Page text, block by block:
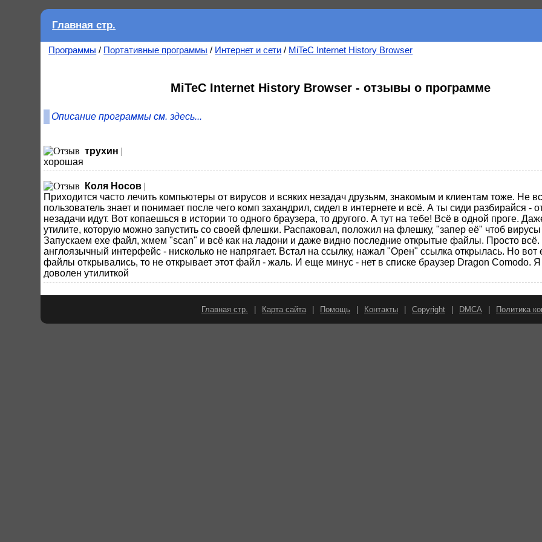
Главная стр.
Программы / Портативные программы / Интернет и сети / MiTeC Internet History Browser
MiTeC Internet History Browser - отзывы о программе
Описание программы см. здесь...
трухин |
хорошая
Коля Носов |
Приходится часто лечить компьютеры от вирусов и всяких незадач друзьям, знакомым и клиентам тоже. Не
пользователь знает и понимает после чего комп захандрил, сидел в интернете и всё. А ты сиди разбирайся -
незадачи идут. Вот копаешься в истории то одного браузера, то другого. А тут на тебе! Всё в одной проге.
утилите, которую можно запустить со своей флешки. Распаковал, положил на флешку, "запер её" чтоб
Запускаем ехе файл, жмем "scan" и всё как на ладони и даже видно последние открытые файлы. Просто всё.
англоязычный интерфейс - нисколько не напрягает. Встал на ссылку, нажал "Орен" ссылка открылась. Но вот
файлы открывались, то не открывает этот файл - жаль. И еще минус - нет в списке браузер Dragon Comodo. Я
доволен утилиткой
Главная стр. Карта сайта Помощь Контакты Copyright DMCA Политика